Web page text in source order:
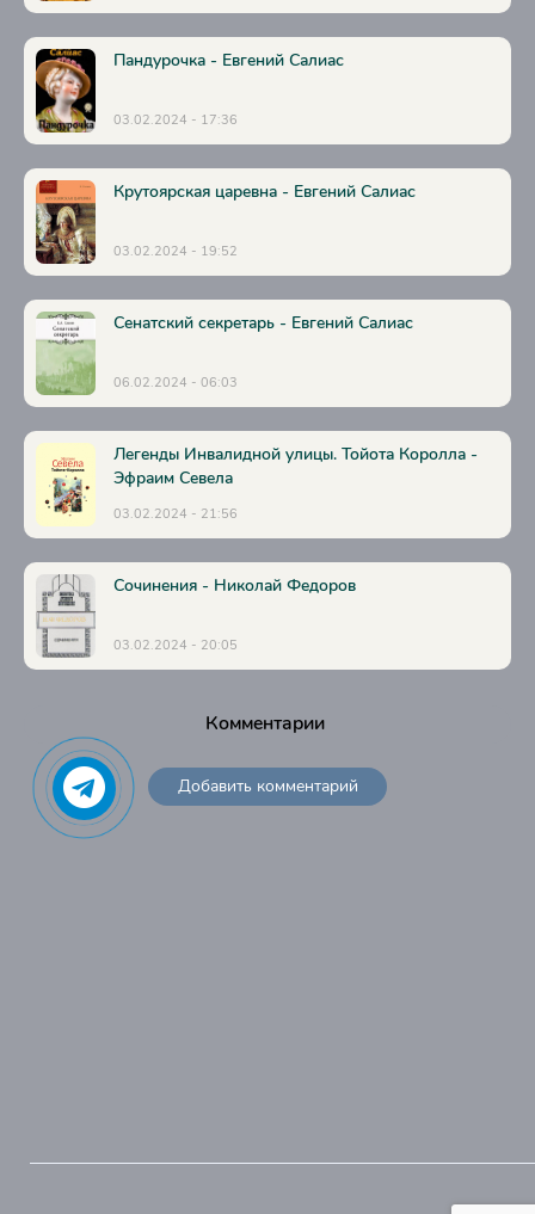
Пандурочка - Евгений Салиас
03.02.2024 - 17:36
Крутоярская царевна - Евгений Салиас
03.02.2024 - 19:52
Сенатский секретарь - Евгений Салиас
06.02.2024 - 06:03
Легенды Инвалидной улицы. Тойота Королла -
Эфраим Севела
03.02.2024 - 21:56
Сочинения - Николай Федоров
03.02.2024 - 20:05
Комментарии
Добавить комментарий